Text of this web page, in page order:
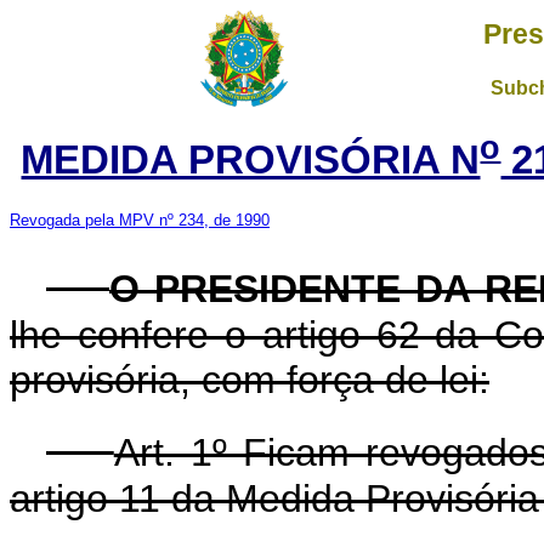
MEDIDA PROVISÓRIA No
Revogada pela MPV nº 234, de 1990
O PRESIDENTE DA
lhe confere o artigo 62 da
provisória, com força de lei:
Art. 1º Ficam
artigo 11 da Medida